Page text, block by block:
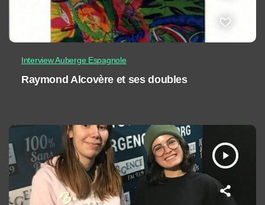
Interview Auberge Espagnole
Raymond Alcovère et ses doubles
play_arrow